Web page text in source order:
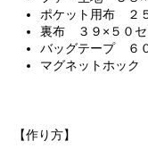
ポケット用布 ２
裏布 ３９×５０セ
バッグテープ ６
マグネットホッ
【作り方】